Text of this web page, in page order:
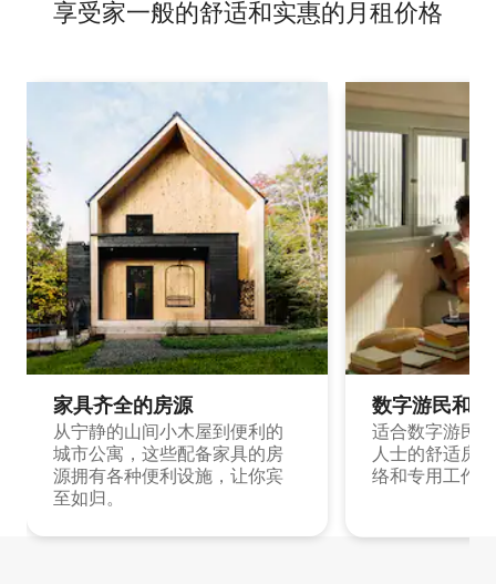
享受家一般的舒适和实惠的月租价格
家具齐全的房源
从宁静的山间小木屋到便利的
城市公寓，这些配备家具的房
源拥有各种便利设施，让你宾
至如归。
数字游民和
适合数字游民
人士的舒适房
络和专用工作